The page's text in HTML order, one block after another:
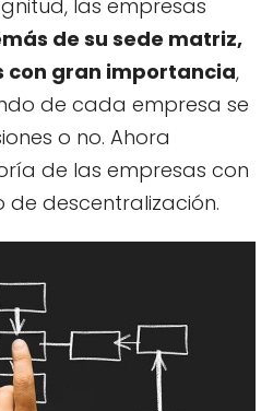
las empresas
de su sede matriz,
con gran importancia,
de cada empresa se
o no. Ahora
de las empresas con
descentralización.